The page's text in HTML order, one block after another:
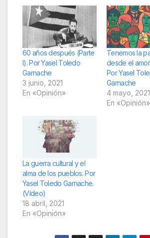
60 años después (Parte
I). Por Yasel Toledo
Garnache
3 junio, 2021
En «Opinión»
Tenemos la
desde el
Por Yasel
Garnache
4 mayo, 2021
En «Opinión»
La guerra cultural y el
alma de los pueblos. Por
Yasel Toledo Garnache.
(Vídeo)
18 abril, 2021
En «Opinión»